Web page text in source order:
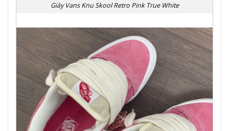
Giày Vans Knu Skool Retro Pink True White